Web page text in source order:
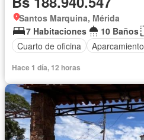
Santos Marquina, Mérida
7 Habitaciones
10 Baños
Cuarto de oficina
Aparcamiento
Hace 1 día, 12 horas